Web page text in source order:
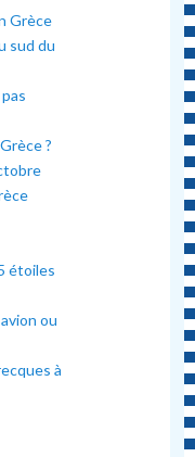
Grèce
sud du
?
étoiles
ou
à